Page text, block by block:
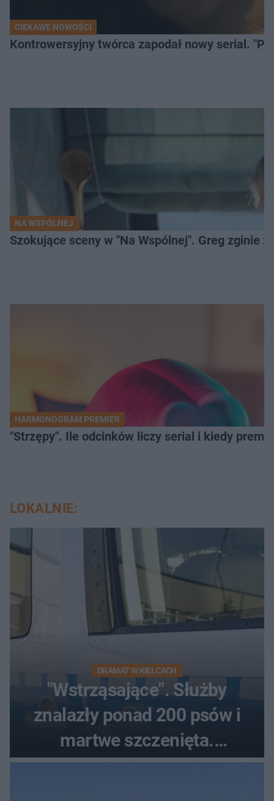
CIEKAWE NOWOŚCI
Kontrowersyjny twórca zapodał nowy serial.
NA WSPÓLNEJ
Szokujące sceny w "Na Wspólnej". Greg zginie z
HARMONOGRAM PREMIER
"Strzępy". Ile odcinków liczy serial i kiedy
LOKALNIE:
DRAMAT W KIELCACH
"Wstrząsające". Służby
znalazły ponad 200 psów i
martwe szczenięta.
Zatrzymano 35-latka